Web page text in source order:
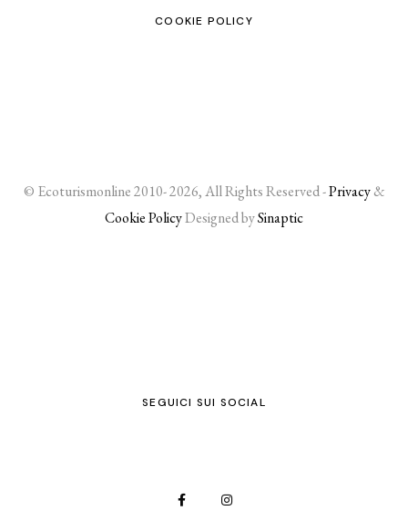
COOKIE POLICY
© Ecoturismonline 2010- 2026, All Rights Reserved -Privacy&
Cookie PolicyDesigned bySinaptic
SEGUICI SUI SOCIAL